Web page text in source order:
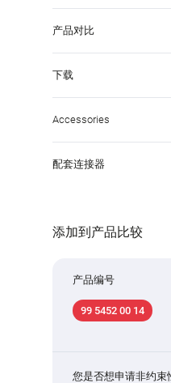
产品对比
下载
Accessories
配套连接器
添加到产品比较
产品编号
99 5452 00 14
您是否想申请非约束